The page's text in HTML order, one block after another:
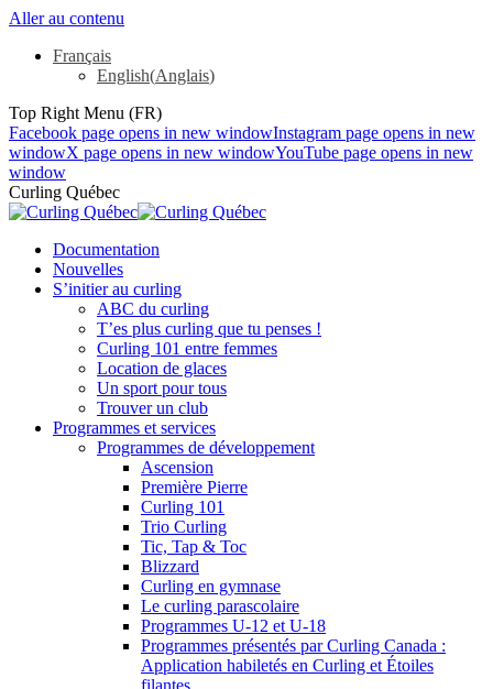
Aller au contenu
Français
English(Anglais)
Top Right Menu (FR)
Facebook page opens in new windowInstagram page opens in new
windowX page opens in new windowYouTube page opens in new
window
Curling Québec
Documentation
Nouvelles
S’initier au curling
ABC du curling
T’es plus curling que tu penses !
Curling 101 entre femmes
Location de glaces
Un sport pour tous
Trouver un club
Programmes et services
Programmes de développement
Ascension
Première Pierre
Curling 101
Trio Curling
Tic, Tap & Toc
Blizzard
Curling en gymnase
Le curling parascolaire
Programmes U-12 et U-18
Programmes présentés par Curling Canada :
Application habiletés en Curling et Étoiles
filantes